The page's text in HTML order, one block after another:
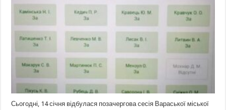
Сьогодні, 14 січня відбулася позачергова сесія Вараської міської